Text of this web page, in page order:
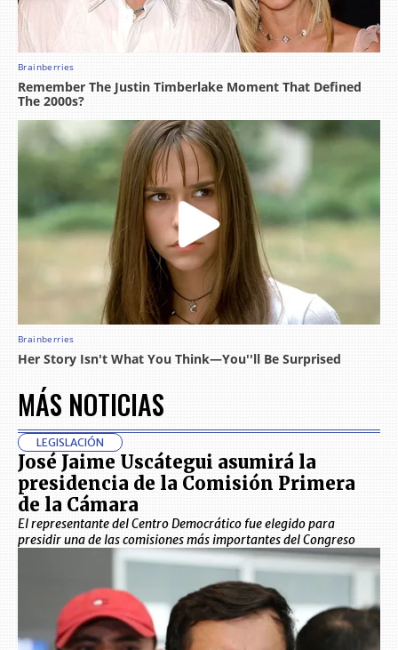
MÁS NOTICIAS
LEGISLACIÓN
José Jaime Uscátegui asumirá la
presidencia de la Comisión Primera
de la Cámara
El representante del Centro Democrático fue elegido para
presidir una de las comisiones más importantes del Congreso